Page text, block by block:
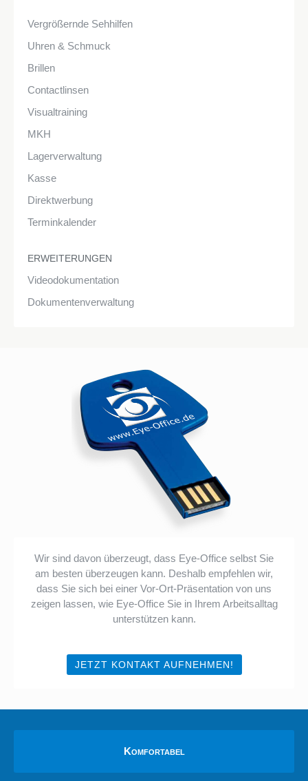
Vergrößernde Sehhilfen
Uhren & Schmuck
Brillen
Contactlinsen
Visualtraining
MKH
Lagerverwaltung
Kasse
Direktwerbung
Terminkalender
ERWEITERUNGEN
Videodokumentation
Dokumentenverwaltung
Wir sind davon überzeugt, dass Eye-Office selbst Sie
am besten überzeugen kann. Deshalb empfehlen wir,
dass Sie sich bei einer Vor-Ort-Präsentation von uns
zeigen lassen, wie Eye-Office Sie in Ihrem Arbeitsalltag
unterstützen kann.
JETZT KONTAKT AUFNEHMEN!
Komfortabel